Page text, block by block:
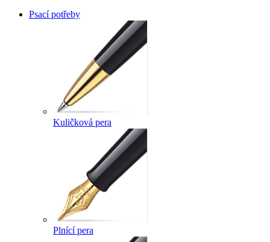
Psací potřeby
Kuličková pera
Plnící pera